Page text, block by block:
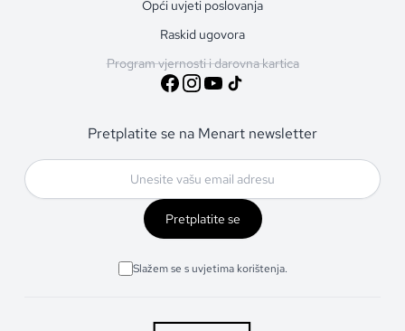
Opći uvjeti poslovanja
Raskid ugovora
Program vjernosti i darovna kartica
Pretplatite se na Menart newsletter
Pretplatite se
Slažem se s uvjetima korištenja.